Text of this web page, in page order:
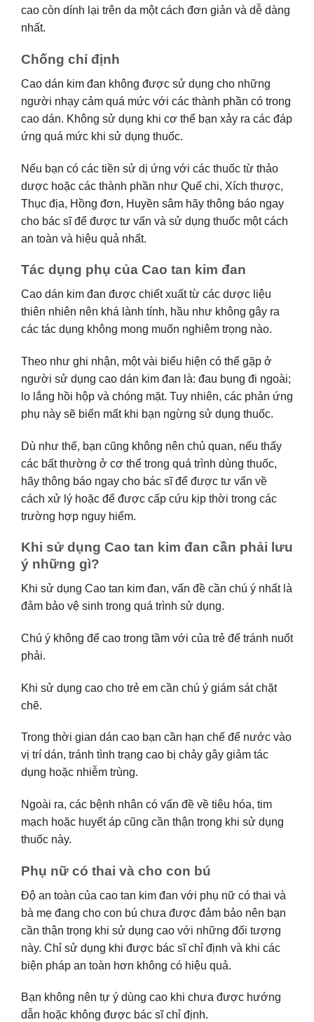
cao còn dính lại trên da một cách đơn giản và dễ dàng
nhất.
Chống chỉ định
Cao dán kim đan không được sử dụng cho những
người nhạy cảm quá mức với các thành phần có trong
cao dán. Không sử dụng khi cơ thể bạn xảy ra các đáp
ứng quá mức khi sử dụng thuốc.
Nếu bạn có các tiền sử dị ứng với các thuốc từ thảo
dược hoặc các thành phần như Quế chi, Xích thược,
Thục địa, Hồng đơn, Huyền sâm hãy thông báo ngay
cho bác sĩ để được tư vấn và sử dụng thuốc một cách
an toàn và hiệu quả nhất.
Tác dụng phụ của Cao tan kim đan
Cao dán kim đan được chiết xuất từ các dược liệu
thiên nhiên nên khá lành tính, hầu như không gây ra
các tác dụng không mong muốn nghiêm trọng nào.
Theo như ghi nhận, một vài biểu hiện có thể gặp ở
người sử dụng cao dán kim đan là: đau bụng đi ngoài;
lo lắng hồi hộp và chóng mặt. Tuy nhiên, các phản ứng
phụ này sẽ biến mất khi bạn ngừng sử dụng thuốc.
Dù như thế, bạn cũng không nên chủ quan, nếu thấy
các bất thường ở cơ thể trong quá trình dùng thuốc,
hãy thông báo ngay cho bác sĩ để được tư vấn về
cách xử lý hoặc để được cấp cứu kịp thời trong các
trường hợp nguy hiểm.
Khi sử dụng Cao tan kim đan cần phải lưu
ý những gì?
Khi sử dụng Cao tan kim đan, vấn đề cần chú ý nhất là
đảm bảo vệ sinh trong quá trình sử dụng.
Chú ý không để cao trong tầm với của trẻ để tránh nuốt
phải.
Khi sử dụng cao cho trẻ em cần chú ý giám sát chặt
chẽ.
Trong thời gian dán cao bạn cần hạn chế để nước vào
vị trí dán, tránh tình trạng cao bị chảy gây giảm tác
dụng hoặc nhiễm trùng.
Ngoài ra, các bệnh nhân có vấn đề về tiêu hóa, tim
mạch hoặc huyết áp cũng cần thận trọng khi sử dụng
thuốc này.
Phụ nữ có thai và cho con bú
Độ an toàn của cao tan kim đan với phụ nữ có thai và
bà mẹ đang cho con bú chưa được đảm bảo nên bạn
cần thận trọng khi sử dụng cao với những đối tượng
này. Chỉ sử dụng khi được bác sĩ chỉ định và khi các
biện pháp an toàn hơn không có hiệu quả.
Bạn không nên tự ý dùng cao khi chưa được hướng
dẫn hoặc không được bác sĩ chỉ định.